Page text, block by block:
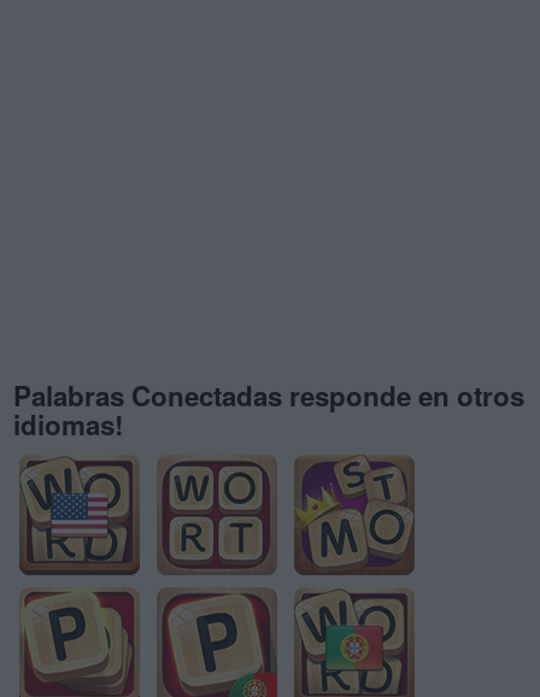
Palabras Conectadas responde en otros
idiomas!